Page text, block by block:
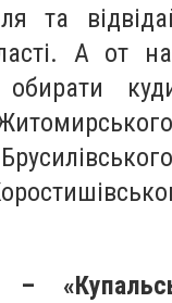
та
А от
обирати